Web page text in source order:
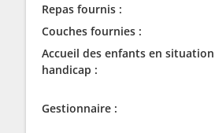
Repas fournis :
Couches fournies :
Accueil des enfants en
handicap :
Gestionnaire :